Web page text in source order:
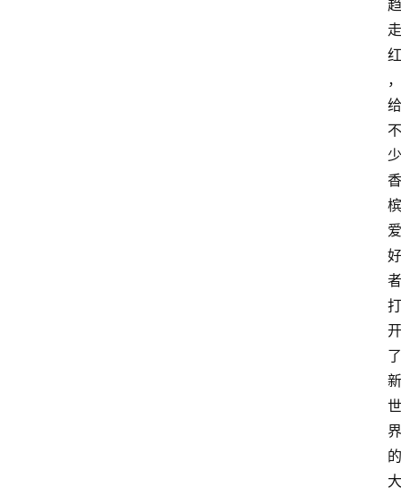
趋
走
红
，
给
不
少
香
槟
爱
好
者
打
开
了
新
世
界
的
大